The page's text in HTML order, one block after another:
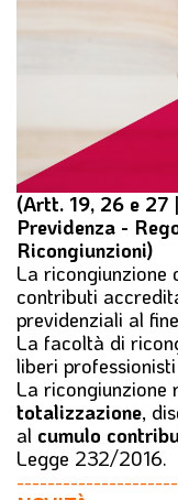
(Artt. 19, 26 e 27 |
Previdenza -
Ricongiunzioni)
La ricongiunzione
contributi
previdenziali al
La facoltà di
liberi
La ricongiunzione
totalizzazione,
al cumulo
Legge 232/2016.